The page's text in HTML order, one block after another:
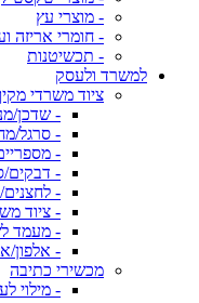
- מוצרי עץ
- חומרי אריזה
- תכשיטנות
למשרד ולעסק
ציוד משרדי
- שדכן/
- סרגל/
-
- דבקים/
-
- ציוד
- מעמד
- אלפון/
מכשירי כתיבה
- מילוי